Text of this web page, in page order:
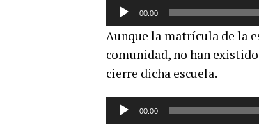
Reproductor
audio
00:00
Aunque la matrícula de la
comunidad, no han
cierre dicha escuela.
Reproductor
00:00